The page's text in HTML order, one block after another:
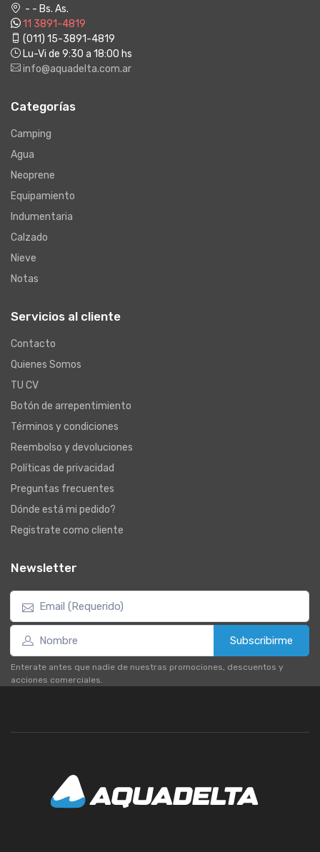
- - Bs. As.
11 3891-4819
(011) 15-3891-4819
Lu-Vi de 9:30 a 18:00 hs
info@aquadelta.com.ar
Categorías
Camping
Agua
Neoprene
Equipamiento
Indumentaria
Calzado
Nieve
Notas
Servicios al cliente
Contacto
Quienes Somos
TU CV
Botón de arrepentimiento
Términos y condiciones
Reembolso y devoluciones
Políticas de privacidad
Preguntas frecuentes
Dónde está mi pedido?
Registrate como cliente
Newsletter
Subscribirme
Enterate antes que nadie de nuestras promociones, descuentos y
acciones comerciales.